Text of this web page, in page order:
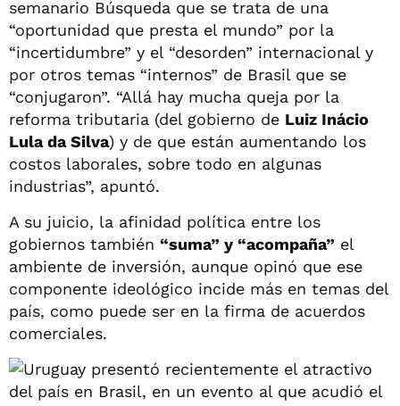
semanario Búsqueda que se trata de una
“oportunidad que presta el mundo” por la
“incertidumbre” y el “desorden” internacional y
por otros temas “internos” de Brasil que se
“conjugaron”. “Allá hay mucha queja por la
reforma tributaria (del gobierno de Luiz Inácio
Lula da Silva) y de que están aumentando los
costos laborales, sobre todo en algunas
industrias”, apuntó.
A su juicio, la afinidad política entre los
gobiernos también “suma” y “acompaña” el
ambiente de inversión, aunque opinó que ese
componente ideológico incide más en temas del
país, como puede ser en la firma de acuerdos
comerciales.